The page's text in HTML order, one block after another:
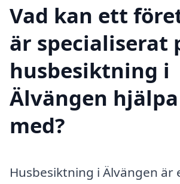
Vad kan ett
är specialiserat
husbesiktning i
Älvängen
med?
Husbesiktning i Älvängen är